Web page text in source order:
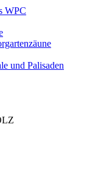
WPC
und Palisaden